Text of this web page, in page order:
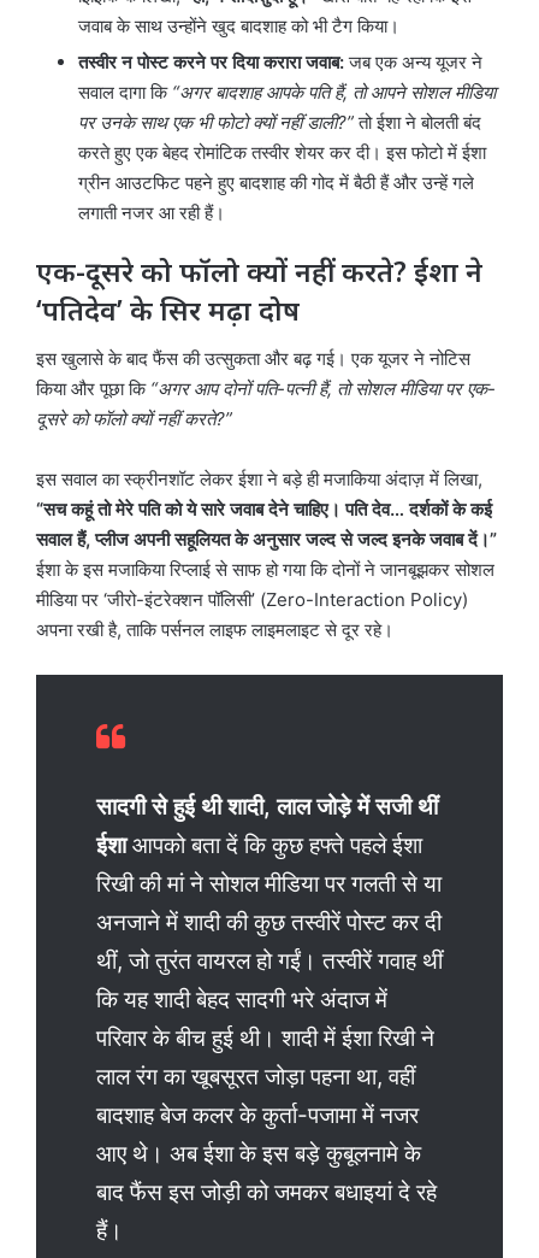
जवाब के साथ उन्होंने खुद बादशाह को भी टैग किया।
तस्वीर न पोस्ट करने पर दिया करारा जवाब:जब एक अन्य यूजर ने
सवाल दागा कि “अगर बादशाह आपके पति हैं, तो आपने सोशल मीडिया
पर उनके साथ एक भी फोटो क्यों नहीं डाली?”तो ईशा ने बोलती बंद
करते हुए एक बेहद रोमांटिक तस्वीर शेयर कर दी। इस फोटो में ईशा
ग्रीन आउटफिट पहने हुए बादशाह की गोद में बैठी हैं और उन्हें गले
लगाती नजर आ रही हैं।
एक-दूसरे को फॉलो क्यों नहीं करते? ईशा ने
‘पतिदेव’ के सिर मढ़ा दोष
इस खुलासे के बाद फैंस की उत्सुकता और बढ़ गई। एक यूजर ने नोटिस
किया और पूछा कि “अगर आप दोनों पति-पत्नी हैं, तो सोशल मीडिया पर एक-
दूसरे को फॉलो क्यों नहीं करते?”
इस सवाल का स्क्रीनशॉट लेकर ईशा ने बड़े ही मजाकिया अंदाज़ में लिखा,
“सच कहूं तो मेरे पति को ये सारे जवाब देने चाहिए। पति देव… दर्शकों के कई
सवाल हैं, प्लीज अपनी सहूलियत के अनुसार जल्द से जल्द इनके जवाब दें।”
ईशा के इस मजाकिया रिप्लाई से साफ हो गया कि दोनों ने जानबूझकर सोशल
मीडिया पर ‘जीरो-इंटरेक्शन पॉलिसी’ (Zero-Interaction Policy)
अपना रखी है, ताकि पर्सनल लाइफ लाइमलाइट से दूर रहे।
सादगी से हुई थी शादी, लाल जोड़े में सजी थीं
ईशाआपको बता दें कि कुछ हफ्ते पहले ईशा
रिखी की मां ने सोशल मीडिया पर गलती से या
अनजाने में शादी की कुछ तस्वीरें पोस्ट कर दी
थीं, जो तुरंत वायरल हो गईं। तस्वीरें गवाह थीं
कि यह शादी बेहद सादगी भरे अंदाज में
परिवार के बीच हुई थी। शादी में ईशा रिखी ने
लाल रंग का खूबसूरत जोड़ा पहना था, वहीं
बादशाह बेज कलर के कुर्ता-पजामा में नजर
आए थे। अब ईशा के इस बड़े कुबूलनामे के
बाद फैंस इस जोड़ी को जमकर बधाइयां दे रहे
हैं।